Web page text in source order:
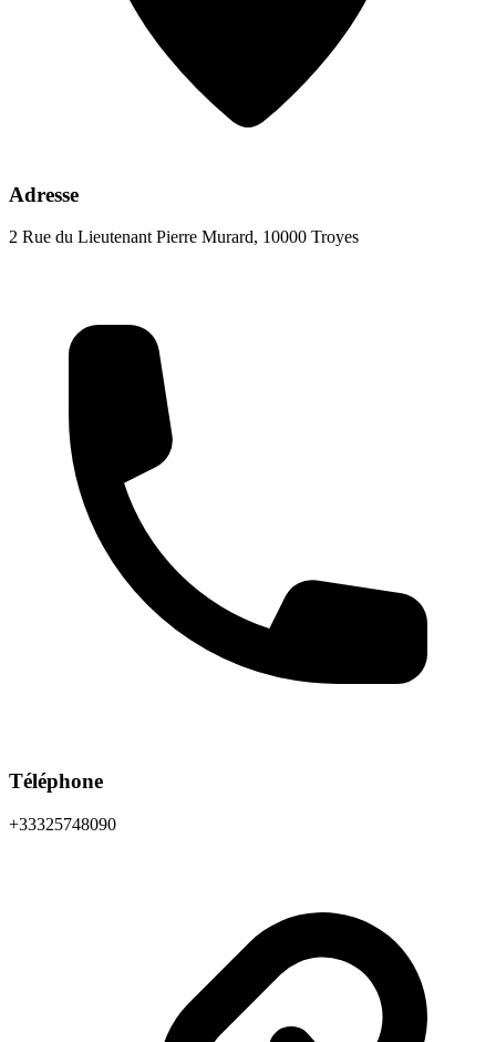
Adresse
2 Rue du Lieutenant Pierre Murard, 10000 Troyes
Téléphone
+33325748090